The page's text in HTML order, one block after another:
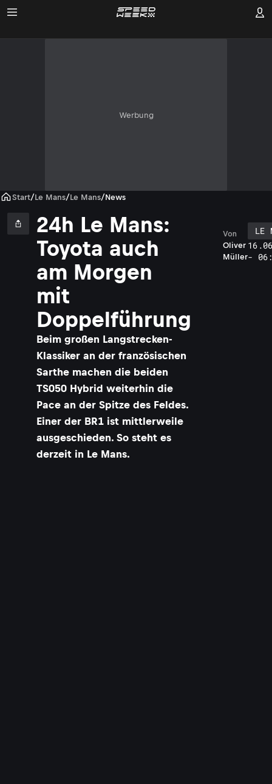
Werbung
Start/Le Mans/Le Mans/News
24h Le Mans:
Toyota auch
am Morgen
mit
Doppelführung
Beim großen Langstrecken-
Klassiker an der französischen
Sarthe machen die beiden
TS050 Hybrid weiterhin die
Pace an der Spitze des Feldes.
Einer der BR1 ist mittlerweile
ausgeschieden. So steht es
derzeit in Le Mans.
Oliver
Müller
Von
LE
-